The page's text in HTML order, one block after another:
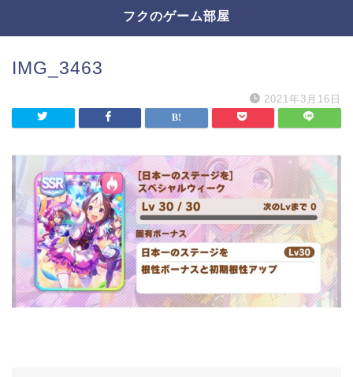
フクのゲーム部屋
IMG_3463
2021年3月16日